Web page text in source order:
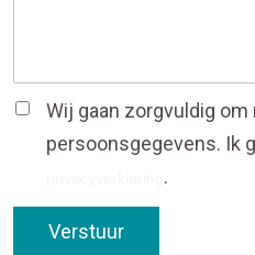
Wij gaan zorgvuldig om
persoonsgegevens. Ik
.
Verstuur